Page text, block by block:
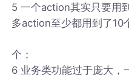
5 一个action其实只要用
多action至少都用到了10
个；
6 业务类功能过于庞大，